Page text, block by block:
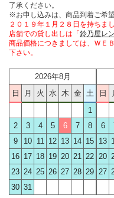
了承ください。
※お申し込みは、商品到着ご希
２０１９年１月２８日を持ちま
店舗での貸し出しは「鈴乃屋レ
商品価格につきましては、ＷＥ
下さい。
2026年8月
日
月 火 水 木 金 土
1
2
3 4 5 6 7
8
9
10 11 12 13 14 15
16 17 18 19 20 21 22
23 24 25 26 27 28 29
30 31
日
6
13
20
27